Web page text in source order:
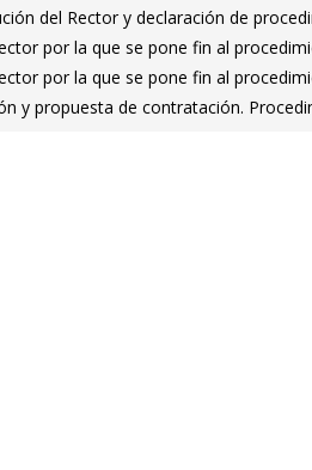
del Rector y declaración de
por la que se pone fin al
por la que se pone fin al
y propuesta de contratación.